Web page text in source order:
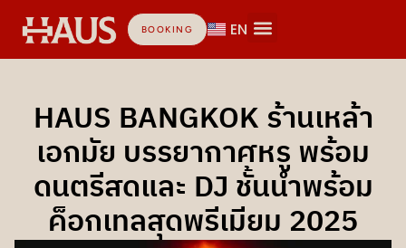
BOOKING EN
HAUS BANGKOK ร้านเหล้า
เอกมัย บรรยากาศหรู พร้อม
ดนตรีสดและ DJ ชั้นนำพร้อม
ค็อกเทลสุดพรีเมียม 2025